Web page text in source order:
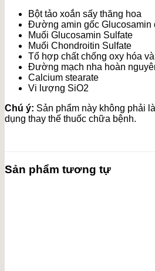
Bột tảo xoắn sấy thăng hoa
Đường amin gốc Glucosamin
Muối Glucosamin Sulfate
Muối Chondroitin Sulfate
Tổ hợp chất chống oxy hóa
Đường mạch nha hoàn
Calcium stearate
Vi lượng SiO2
Chú ý: Sản phẩm này không phải
dụng thay thế thuốc chữa bệnh.
Sản phẩm tương tự